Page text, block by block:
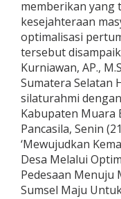
memberikan yang
kesejahteraan
optimalisasi
tersebut
Kurniawan, AP.,
Sumatera Selatan
silaturahmi
Kabupaten Muara
Pancasila, Senin
‘Mewujudkan
Desa Melalui
Pedesaan Menuju
Sumsel Maju Untuk